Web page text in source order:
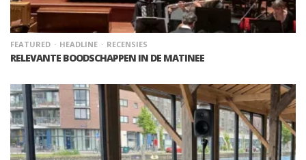
FEATURED HEADLINE RECENSIES
RELEVANTE BOODSCHAPPEN IN DE MATINEE